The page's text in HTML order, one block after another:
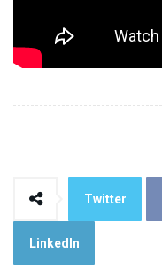
Twitter
LinkedIn